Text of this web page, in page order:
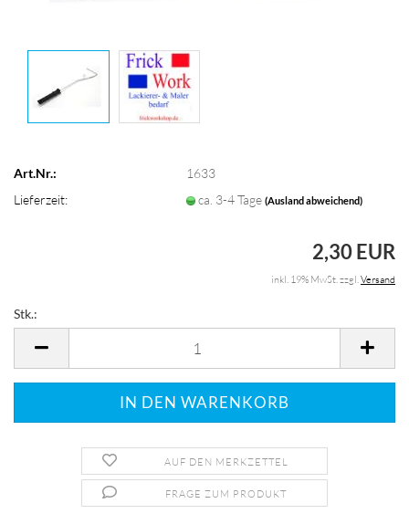
Art.Nr.:
1633
Lieferzeit:
ca. 3-4 Tage(Ausland abweichend)
2,30 EUR
inkl. 19% MwSt. zzgl.Versand
Stk.:
AUF DEN MERKZETTEL
FRAGE ZUM PRODUKT